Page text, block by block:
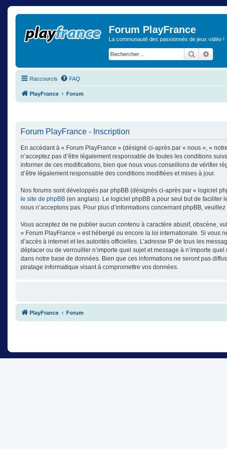
Forum PlayFrance
La communauté des passionnés de jeux vidéo !
Rechercher
Raccourcis FAQ
PlayFrance Forum
Forum PlayFrance - Inscription
En accédant à « Forum PlayFrance » (désigné ci-après par « nous », «
n’acceptez pas d’être légalement responsable de toutes les conditions
informer de ces modifications, bien que nous vous conseillons de vérifier
d’être légalement responsable des conditions modifiées et mises à jour.
Nos forums sont développés par phpBB (désignés ci-après par « logiciel
le site de phpBB (en anglais). Le logiciel phpBB a pour seul but de faciliter
nous n’acceptons pas. Pour plus d’informations concernant phpBB,
Vous acceptez de ne publier aucun contenu à caractère abusif, obscène,
« Forum PlayFrance » est hébergé ou encore la loi internationale. Si vous
d’accès à internet et les autorités officielles. L’adresse IP de tous les
déplacer ou de verrouiller n’importe quel sujet et message à n’importe
dans notre base de données. Bien que ces informations ne seront pas
piratage informatique visant à compromettre vos données.
PlayFrance Forum